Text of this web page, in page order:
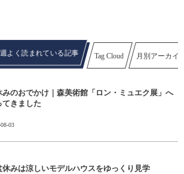
よく読まれている記事 Tag Cloud 月別アーカイ
みのおでかけ｜森美術館「ロン・ミュエク展」へ
てきました
03
休みは涼しいモデルハウスをゆっくり見学